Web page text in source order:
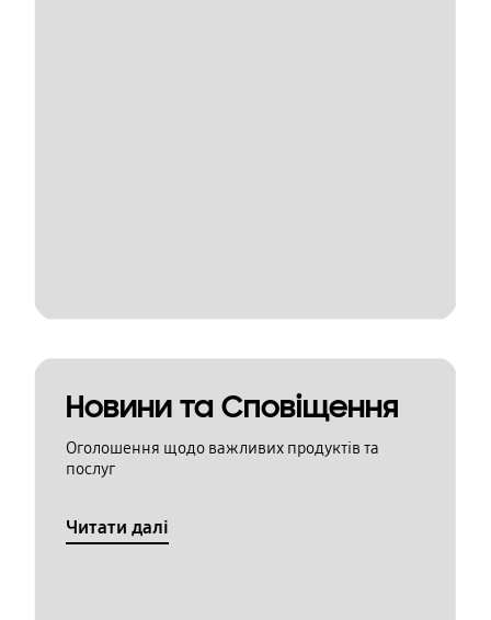
Новини та Сповіщення
Оголошення щодо важливих продуктів та
послуг
Читати далі